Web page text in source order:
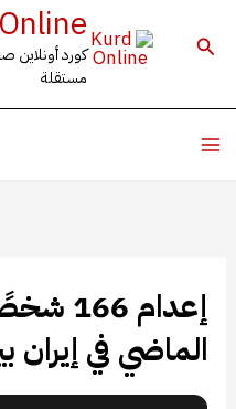
البحث
كورد أونلاين
مستقلة
إعدام
الماضي في إيران بينهم